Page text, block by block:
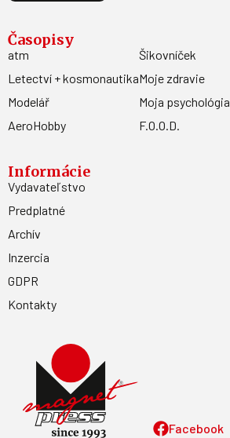
Facebook
Časopisy
atm
Letectví + kosmonautika
Modelář
AeroHobby
Šikovníček
Moje zdravie
Moja psychológia
F.O.O.D.
Informácie
Vydavateľstvo
Predplatné
Archív
Inzercia
GDPR
Kontakty